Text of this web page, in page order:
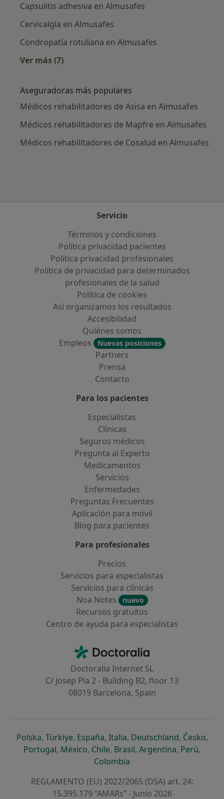
Capsulitis adhesiva en Almusafes
Cervicalgia en Almusafes
Condropatía rotuliana en Almusafes
Ver más (7)
Aseguradoras más populares
Médicos rehabilitadores de Asisa en Almusafes
Médicos rehabilitadores de Mapfre en Almusafes
Médicos rehabilitadores de Cosalud en Almusafes
Servicio
Términos y condiciones
Política privacidad pacientes
Política privacidad profesionales
Política de privacidad para determinados
profesionales de la salud
Política de cookies
Así organizamos los resultados
Accesibilidad
Quiénes somos
Empleos
Nuevas posiciones
Partners
Prensa
Contacto
Para los pacientes
Especialistas
Clínicas
Seguros médicos
Pregunta al Experto
Medicamentos
Servicios
Enfermedades
Preguntas Frecuentes
Aplicación para móvil
Blog para pacientes
Para profesionales
Precios
Servicios para especialistas
Servicios para clínicas
Noa Notes
nuevo
Recursos gratuitos
Centro de ayuda para especialistas
Doctoralia - Página de inicio
Doctoralia Internet SL
C/ Josep Pla 2 - Building B2, floor 13
08019 Barcelona, Spain
Polskase abre en una nueva pestaña
, Türkiyese abre en una nueva pestaña
, Españase abre en una nueva pestaña
, Italiase abre en una nueva
, Deutschlandse abre en
, Českose
,
Portugalse abre en una nueva pestaña
, Méxicose abre en una nueva pestaña
, Chilese abre en una nueva pestaña
, Brasilse abre en una nueva
, Argentinase abre en
, Perúse
,
Colombia
REGLAMENTO (EU) 2022/2065 (DSA) art. 24:
15.395.179 “AMARs” - Junio 2026